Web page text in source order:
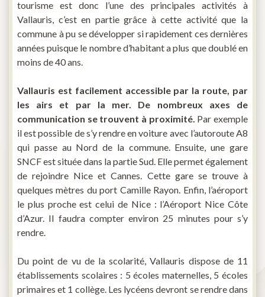
tourisme est donc l’une des principales activités à
Vallauris, c’est en partie grâce à cette activité que la
commune à pu se développer si rapidement ces dernières
années puisque le nombre d’habitant a plus que doublé en
moins de 40 ans.
Vallauris est facilement accessible par la route, par
les airs et par la mer. De nombreux axes de
communication se trouvent à proximité. Par exemple
il est possible de s’y rendre en voiture avec l’autoroute A8
qui passe au Nord de la commune. Ensuite, une gare
SNCF est située dans la partie Sud. Elle permet également
de rejoindre Nice et Cannes. Cette gare se trouve à
quelques mètres du port Camille Rayon. Enfin, l’aéroport
le plus proche est celui de Nice : l’Aéroport Nice Côte
d’Azur. Il faudra compter environ 25 minutes pour s’y
rendre.
Du point de vu de la scolarité, Vallauris dispose de 11
établissements scolaires : 5 écoles maternelles, 5 écoles
primaires et 1 collège. Les lycéens devront se rendre dans